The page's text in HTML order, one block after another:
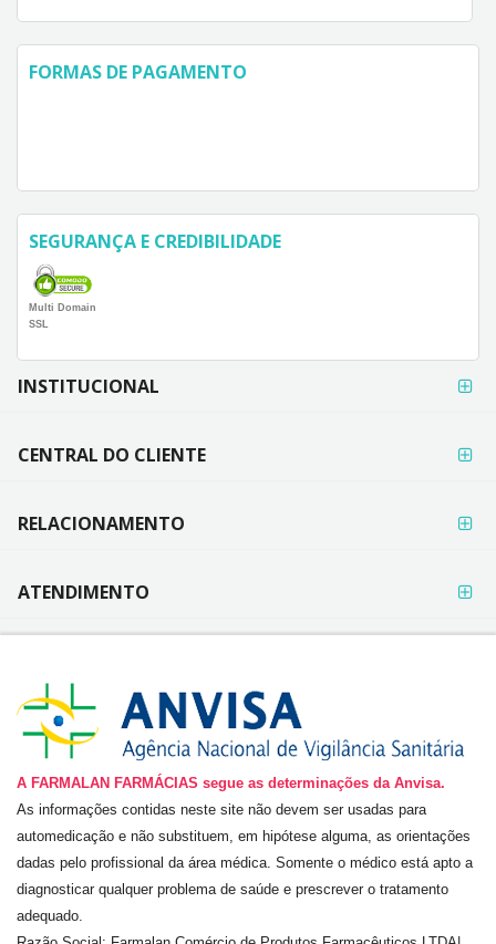
FORMAS DE PAGAMENTO
SEGURANÇA E CREDIBILIDADE
Multi Domain
SSL
FORMAS DE
PAGAMENTO
INSTITUCIONAL
CENTRAL DO CLIENTE
RELACIONAMENTO
ATENDIMENTO
A FARMALAN FARMÁCIAS segue as determinações da Anvisa.
As informações contidas neste site não devem ser usadas para
automedicação e não substituem, em hipótese alguma, as orientações
dadas pelo profissional da área médica. Somente o médico está apto a
diagnosticar qualquer problema de saúde e prescrever o tratamento
adequado.